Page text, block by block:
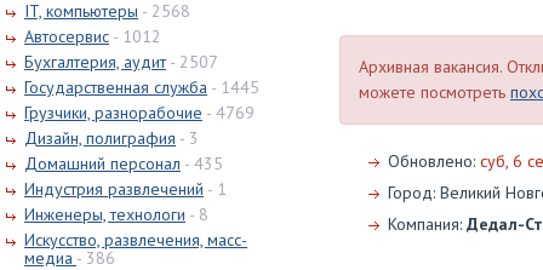
IT, компьютеры - 2568
Автосервис - 1012
Бухгалтерия, аудит - 2507
Государственная служба - 1445
Грузчики, разнорабочие - 4769
Дизайн, полиграфия - 3
Домашний персонал - 435
Индустрия развлечений - 1
Инженеры, технологи - 8
Искусство, развлечения, масс-
медиа - 386
Архивная вакансия.
можете посмотреть
Обновлено: суб, 6
Город: Великий
Компания: Дедал-